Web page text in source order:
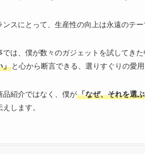
ンスにとって、生産性の向上は永遠のテ
では、僕が数々のガジェットを試してきた
」 と心から断言できる、選りすぐりの愛
品紹介ではなく、僕が「なぜ、それを選
します。